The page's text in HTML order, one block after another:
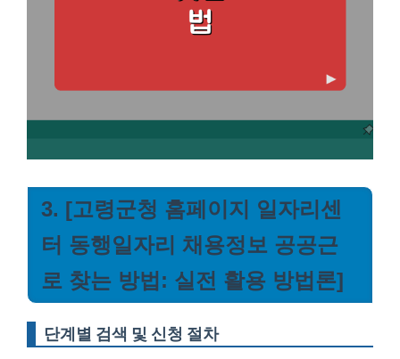
3. [고령군청 홈페이지 일자리센
터 동행일자리 채용정보 공공근
로 찾는 방법: 실전 활용 방법론]
단계별 검색 및 신청 절차